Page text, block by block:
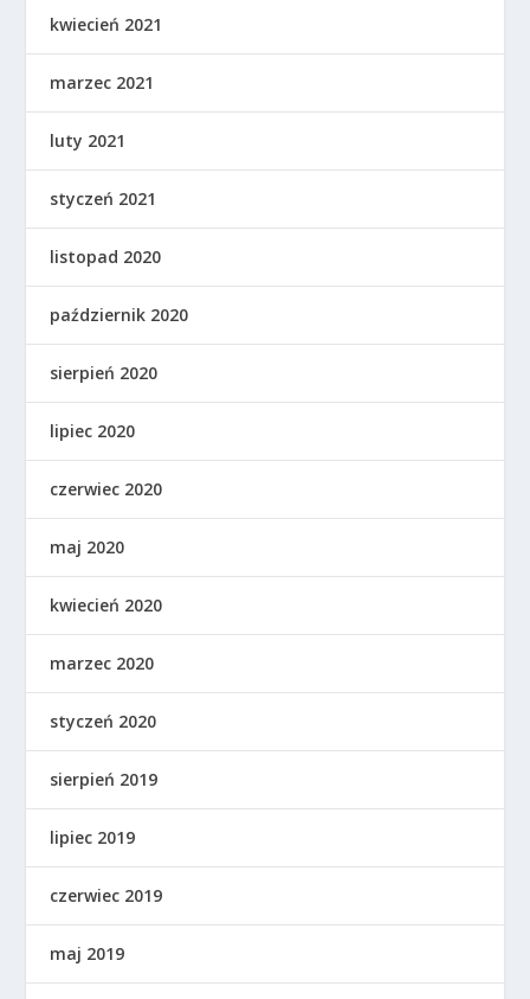
kwiecień 2021
marzec 2021
luty 2021
styczeń 2021
listopad 2020
październik 2020
sierpień 2020
lipiec 2020
czerwiec 2020
maj 2020
kwiecień 2020
marzec 2020
styczeń 2020
sierpień 2019
lipiec 2019
czerwiec 2019
maj 2019